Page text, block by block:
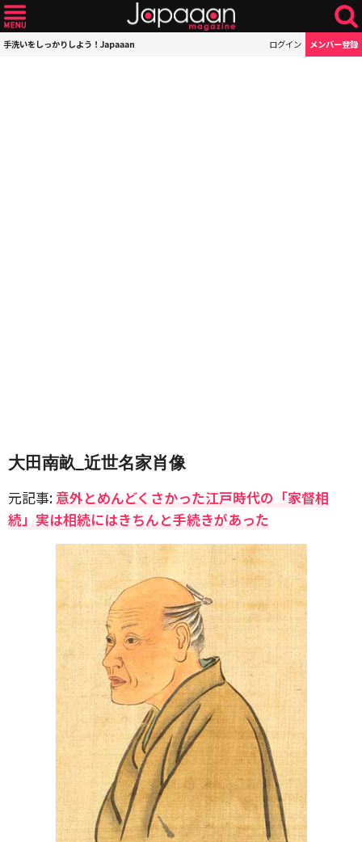
手洗いをしっかりしよう！Japaaan ログイン メンバー登録
大田南畝_近世名家肖像
元記事:意外とめんどくさかった江戸時代の「家督相
続」実は相続にはきちんと手続きがあった